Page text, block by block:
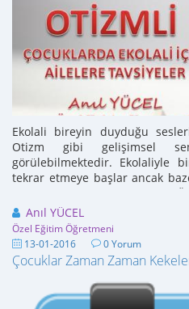
Ekolali bireyin duyduğu
Otizm gibi gelişimsel
görülebilmektedir. Ekolaliyle
tekrar etmeye başlar ancak
etme durumu ortaya çıkabilir.
Anıl YÜCEL
Özel Eğitim Öğretmeni
13-01-2016 0 Yorum
Çocuklar Zaman Zaman